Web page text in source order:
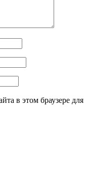
в этом браузере для